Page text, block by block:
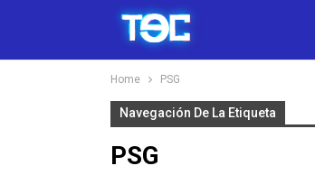
Home PSG
Navegación De La Etiqueta
PSG